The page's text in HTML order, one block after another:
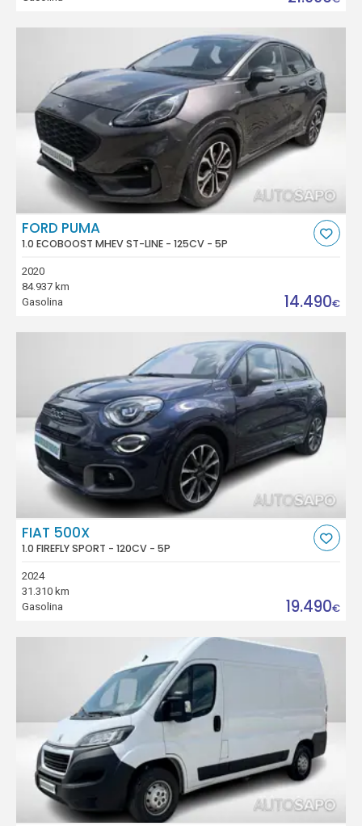
FORD PUMA
1.0 ECOBOOST MHEV ST-LINE - 125CV - 5P
2020
84.937 km
Gasolina
14.490€
FIAT 500X
1.0 FIREFLY SPORT - 120CV - 5P
2024
31.310 km
Gasolina
19.490€